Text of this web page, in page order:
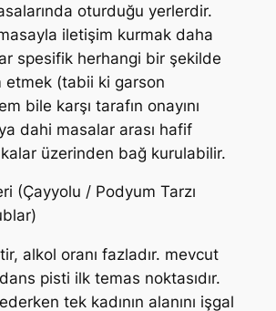
oturduğu yerlerdir.
iletişim kurmak daha
spesifik herhangi bir şekilde
etmek (tabii ki garson
bile karşı tarafın onayını
dahi masalar arası hafif
üzerinden bağ kurulabilir.
(Çayyolu / Podyum Tarzı
alkol oranı fazladır. mevcut
pisti ilk temas noktasıdır.
tek kadının alanını işgal